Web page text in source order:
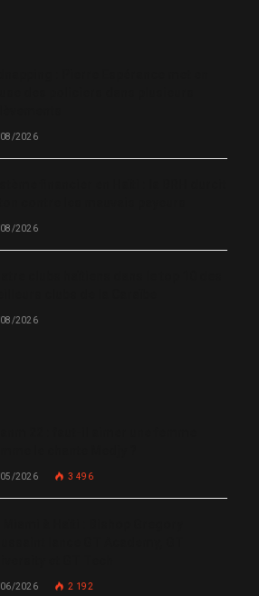
2026
2026
2026
2026 3 496
2026 2 192